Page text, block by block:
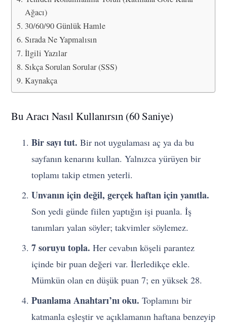
Ağacı)
30/60/90 Günlük Hamle
Sırada Ne Yapmalısın
İlgili Yazılar
Sıkça Sorulan Sorular (SSS)
Kaynakça
Bu Aracı Nasıl Kullanırsın (60 Saniye)
Bir sayı tut. Bir not uygulaması aç ya da bu
sayfanın kenarını kullan. Yalnızca yürüyen bir
toplamı takip etmen yeterli.
Unvanın için değil, gerçek haftan için yanıtla.
Son yedi günde fiilen yaptığın işi puanla. İş
tanımları yalan söyler; takvimler söylemez.
7 soruyu topla. Her cevabın köşeli parantez
içinde bir puan değeri var. İlerledikçe ekle.
Mümkün olan en düşük puan 7; en yüksek 28.
Puanlama Anahtarı’nı oku. Toplamını bir
katmanla eşleştir ve açıklamanın haftana benzeyip